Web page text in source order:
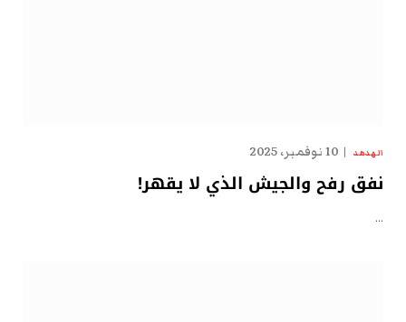
الهدهد 10 نوفمبر، 2025
نفق رفح والجيش الذي لا يقهر!
…